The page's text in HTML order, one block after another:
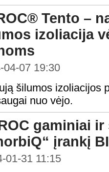
Tento –
izoliacija
04-07 19:30
šilumos izoliacijos
nuo vėjo.
gaminiai
įrankį
01-31 11:15